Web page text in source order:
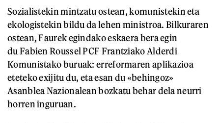
Sozialistekin mintzatu ostean, komunistekin eta
ekologistekin bildu da lehen ministroa. Bilkuraren
ostean, Faurek egindako eskaera bera egin
du Fabien Roussel PCF Frantziako Alderdi
Komunistako buruak: erreformaren aplikazioa
eteteko exijitu du, eta esan du «behingoz»
Asanblea Nazionalean bozkatu behar dela neurri
horren inguruan.